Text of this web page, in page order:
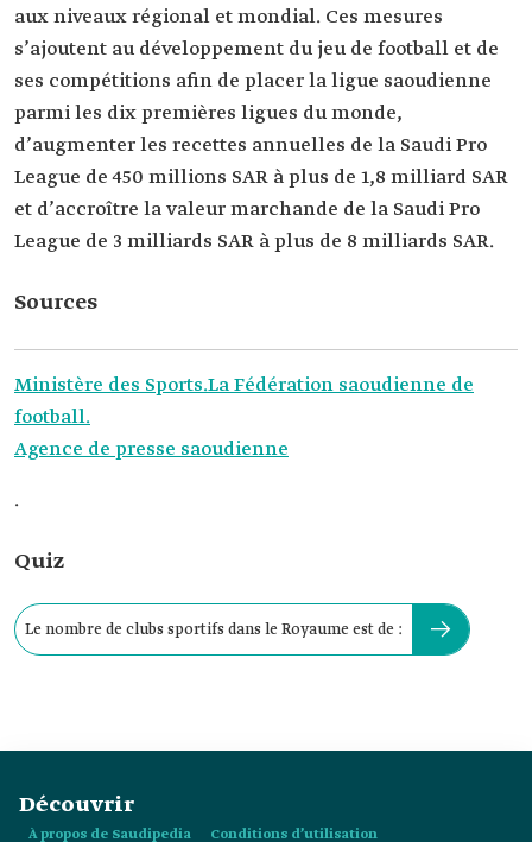
aux niveaux régional et mondial. Ces mesures
s’ajoutent au développement du jeu de football et de
ses compétitions afin de placer la ligue saoudienne
parmi les dix premières ligues du monde,
d’augmenter les recettes annuelles de la Saudi Pro
League de 450 millions SAR à plus de 1,8 milliard SAR
et d’accroître la valeur marchande de la Saudi Pro
League de 3 milliards SAR à plus de 8 milliards SAR.
Sources
Ministère des Sports.La Fédération saoudienne de
football.
Agence de presse saoudienne
.
Quiz
Le nombre de clubs sportifs dans le Royaume est de :
Découvrir
À propos de Saudipedia Conditions d’utilisation